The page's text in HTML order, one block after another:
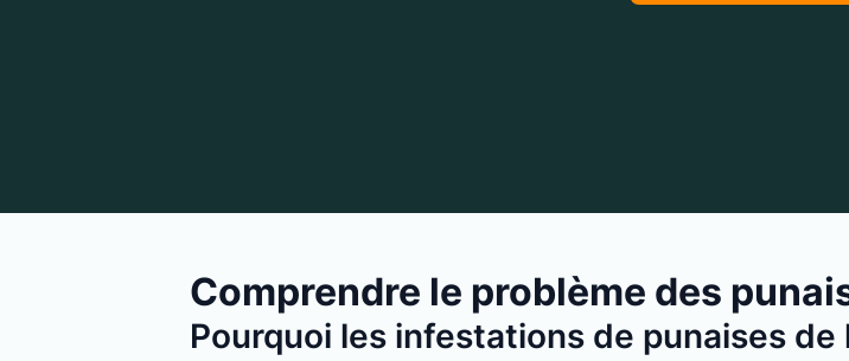
Comprendre le problème des
Pourquoi les infestations de punaises